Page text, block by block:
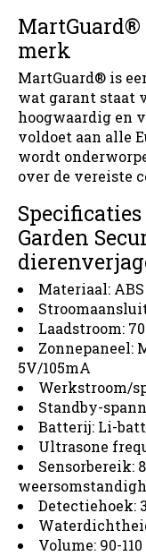
MartGuard®
merk
MartGuard® is
wat garant staat
hoogwaardig en
voldoet aan alle
wordt
over de vereiste
Garden
Materiaal: ABS
Laadstroom:
5V/105mA
Werkstroom/
Standby-
Batterij: Li-
Ultrasone
Sensorbereik:
Detectiehoek:
Volume: 90-110